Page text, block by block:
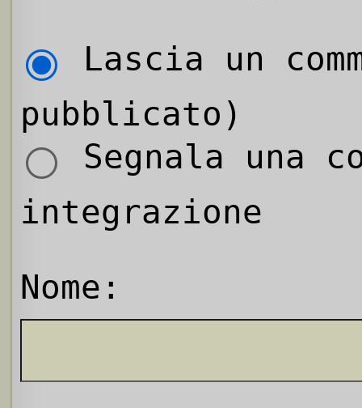
Lascia un
pubblicato)
Segnala una
integrazione
Nome: